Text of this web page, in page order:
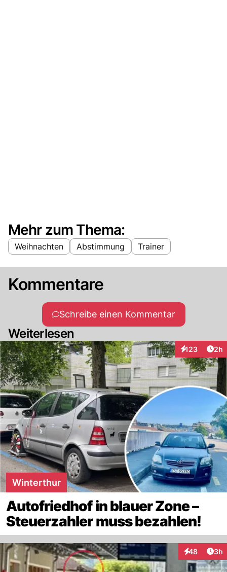
Mehr zum Thema:
Weihnachten Abstimmung Trainer
Kommentare
Schreibe einen Kommentar
Weiterlesen
123
Interaktionen
2h
Winterthur
Autofriedhof in blauer Zone –
Steuerzahler muss bezahlen!
48
Interaktionen
3h